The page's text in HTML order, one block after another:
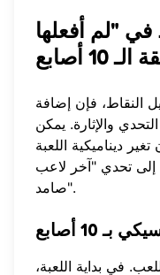
"لم أفعلها
أصابع
النقاط، فإن إضافة
والإثارة. يمكن
ديناميكية اللعبة
إلى تحدي "آخر لاعب
صامد".
10 أصابع
في بداية اللعبة،